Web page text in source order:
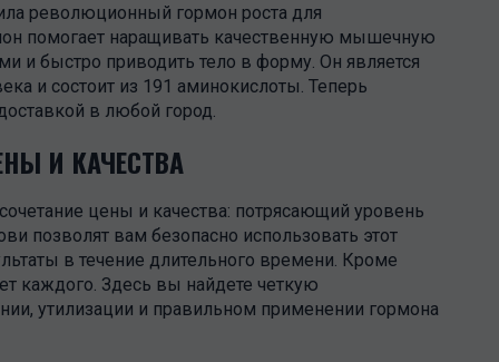
революционный гормон роста для
помогает наращивать качественную мышечную
и быстро приводить тело в форму. Он является
и состоит из 191 аминокислоты. Теперь
в любой город.
И КАЧЕСТВА
цены и качества: потрясающий уровень
позволят вам безопасно использовать этот
в течение длительного времени. Кроме
каждого. Здесь вы найдете четкую
утилизации и правильном применении гормона